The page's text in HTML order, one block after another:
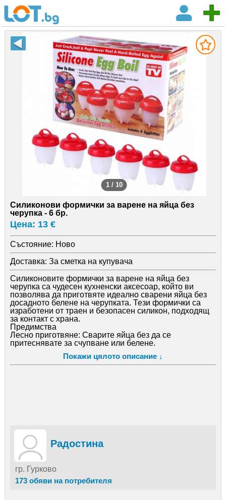
1 / 10
Силиконови формички за варене на яйца без
черупка - 6 бр.
Цена: 13 €
Състояние: Ново
Доставка: За сметка на купувача
Силиконовите формички за варене на яйца без
черупка са чудесен кухненски аксесоар, който ви
позволява да приготвяте идеално сварени яйца без
досадното белене на черупката. Тези формички са
изработени от траен и безопасен силикон, подходящ
за контакт с храна.
Предимства
Лесно приготвяне: Сварите яйца без да се
притеснявате за счупване или белене.
прави подходящи за декорация на салати и други
ястия.
Покажи цялото описание ↓
Радостина
гр. Гурково
173 обяви на потребителя